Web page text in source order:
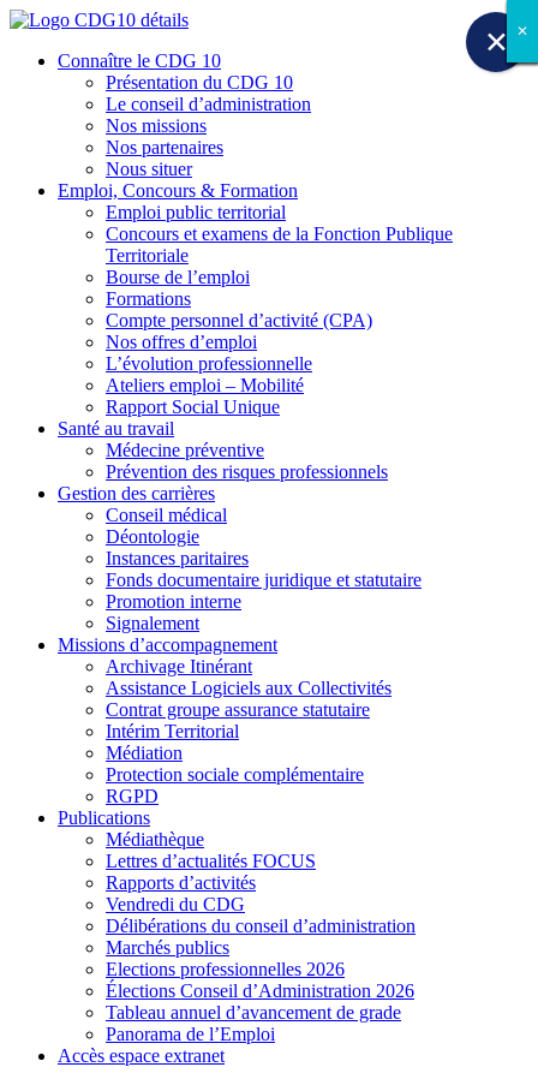
Connaître le CDG 10
Présentation du CDG 10
Le conseil d’administration
Nos missions
Nos partenaires
Nous situer
Emploi, Concours & Formation
Emploi public territorial
Concours et examens de la Fonction Publique
Territoriale
Bourse de l’emploi
Formations
Compte personnel d’activité (CPA)
Nos offres d’emploi
L’évolution professionnelle
Ateliers emploi – Mobilité
Rapport Social Unique
Santé au travail
Médecine préventive
Prévention des risques professionnels
Gestion des carrières
Conseil médical
Déontologie
Instances paritaires
Fonds documentaire juridique et statutaire
Promotion interne
Signalement
Missions d’accompagnement
Archivage Itinérant
Assistance Logiciels aux Collectivités
Contrat groupe assurance statutaire
Intérim Territorial
Médiation
Protection sociale complémentaire
RGPD
Publications
Médiathèque
Lettres d’actualités FOCUS
Rapports d’activités
Vendredi du CDG
Délibérations du conseil d’administration
Marchés publics
Elections professionnelles 2026
Élections Conseil d’Administration 2026
Tableau annuel d’avancement de grade
Panorama de l’Emploi
Accès espace extranet
✕ ✕
✕
✕
✕
✕
✕
✕
✕